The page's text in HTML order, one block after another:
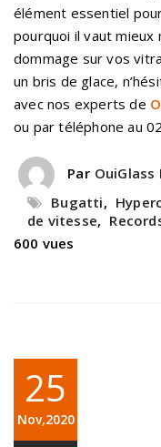
élément essentiel
pourquoi il vaut mieux
dommage sur vos
un bris de glace,
avec nos experts de
ou par téléphone au
Par OuiGlass
Bugatti,
de vitesse,
600 vues
25
Nov,2020